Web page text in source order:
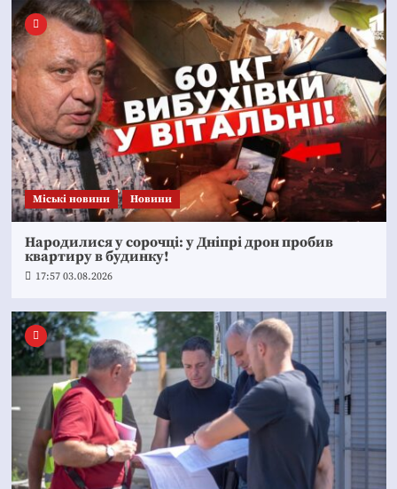
Mіські новини Новини
Народилися у сорочці: у Дніпрі дрон пробив
квартиру в будинку!
17:57 03.08.2026